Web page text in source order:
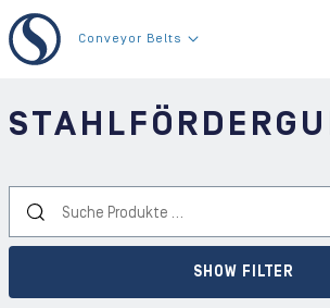
Zum Inhalt der Seite
Conveyor Belts
SHOW FILTER